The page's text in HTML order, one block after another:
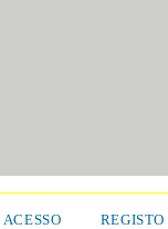
ACESSO
REGISTO